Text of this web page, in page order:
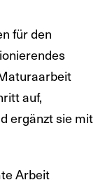
für den
auf,
ergänzt sie mit
Arbeit